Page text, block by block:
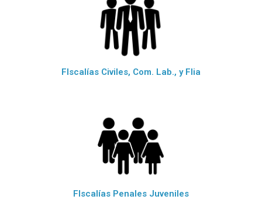
FIscalías Civiles, Com. Lab., y Flia
FIscalías Penales Juveniles